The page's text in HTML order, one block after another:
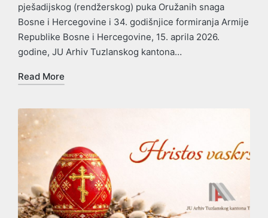
pješadijskog (rendžerskog) puka Oružanih snaga
Bosne i Hercegovine i 34. godišnjice formiranja Armije
Republike Bosne i Hercegovine, 15. aprila 2026.
godine, JU Arhiv Tuzlanskog kantona…
Read More